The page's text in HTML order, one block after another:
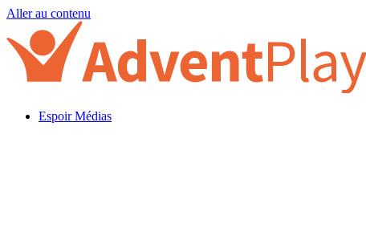
Aller au contenu
Espoir Médias